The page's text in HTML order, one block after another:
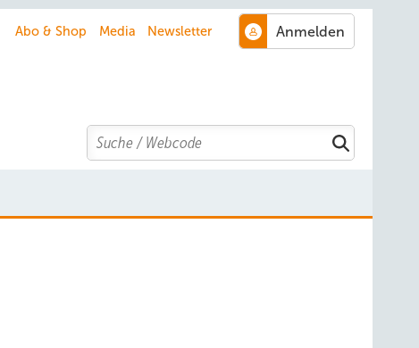
Abo & Shop Media Newsletter
Search